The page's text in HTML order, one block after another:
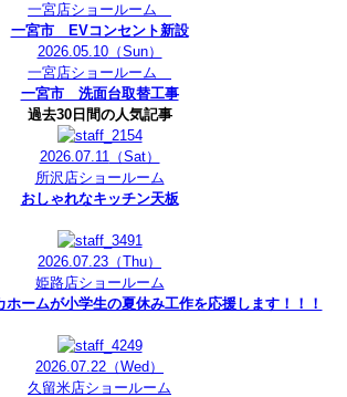
一宮店ショールーム
一宮市 EVコンセント新設
2026.05.10（Sun）
一宮店ショールーム
一宮市 洗面台取替工事
過去30日間の人気記事
2026.07.11（Sat）
所沢店ショールーム
おしゃれなキッチン天板
2026.07.23 （Thu）
姫路店ショールーム
ホームが小学生の夏休み工作を応援します！！！
2026.07.22 （Wed）
久留米店ショールーム